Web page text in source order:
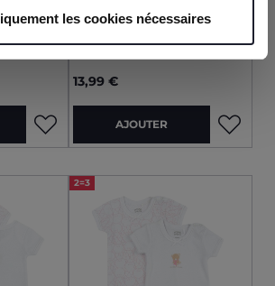
les cookies nécessaires
Lot de bodys
13,99 €
AJOUTER
2=3